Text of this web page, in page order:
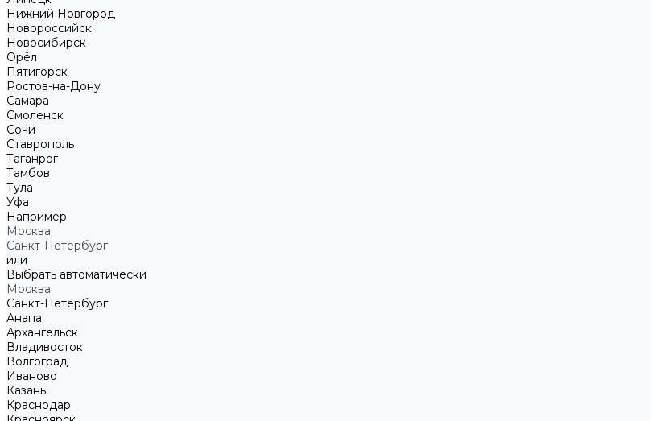
Нижний Новгород
Новороссийск
Новосибирск
Орёл
Пятигорск
Ростов-на-Дону
Самара
Смоленск
Сочи
Ставрополь
Таганрог
Тамбов
Тула
Уфа
Например:
Москва
Санкт-Петербург
или
Выбрать автоматически
Москва
Санкт-Петербург
Анапа
Архангельск
Владивосток
Волгоград
Иваново
Казань
Краснодар